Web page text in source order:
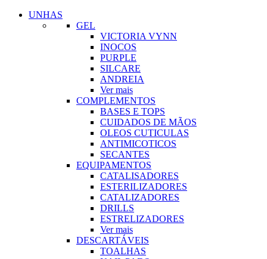
UNHAS
GEL
VICTORIA VYNN
INOCOS
PURPLE
SILCARE
ANDREIA
Ver mais
COMPLEMENTOS
BASES E TOPS
CUIDADOS DE MÃOS
OLEOS CUTICULAS
ANTIMICOTICOS
SECANTES
EQUIPAMENTOS
CATALISADORES
ESTERILIZADORES
CATALIZADORES
DRILLS
ESTRELIZADORES
Ver mais
DESCARTÁVEIS
TOALHAS